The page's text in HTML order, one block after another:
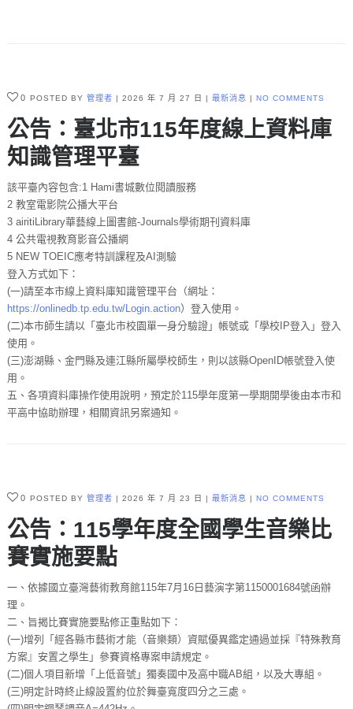
0 POSTED BY 管理者 2026 年 7 月 27 日 最新消息 NO COMMENTS
公告：臺北市115年度線上資料庫
知識管理平臺
該平臺內容包含:1 Hami書城數位閱讀服務
2 教室電影院公播大平台
3 airitiLibrary華藝線上圖書館-Journals學術期刊資料庫
4 公共電視教育影音公播網
5 NEW TOEIC應考特訓課程及AI測驗
登入方式如下：
(一)請至本市線上資料庫知識管理平台（網址：
https://onlinedb.tp.edu.tw/Login.action）登入使用。
(二)本市師生請以「臺北市校園單一身分驗證」帳號或「學校IP登入」登入
使用。
(三)澎湖縣、金門縣及連江縣所屬學校師生，則以該縣OpenID帳號登入使
用。
五、各項資料庫操作使用說明，預定於115學年度第一學期開學後由本市和
平高中協助辦理，相關資訊另案通知。
0 POSTED BY 管理者 2026 年 7 月 23 日 最新消息 NO COMMENTS
公告：115學年度全國學生音樂比
賽實施要點
一、依據國立臺灣藝術教育館115年7月16日藝演字第1150001684號函辦
理。
二、旨揭比賽實施要點修正重點如下：
(一)增列「經各縣市藝術才能（音樂類）資賦優異鑑定通過並採『特殊教育
方案』安置之學生」參賽資格專案申請規定。
(二)個人項目新增「上低音號」獨奏國中及高中職AB組，以及大專組。
(三)明定計時終止線設置約位於舞臺寬度四分之三處。